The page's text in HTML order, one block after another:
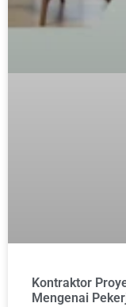
Kontraktor
Mengenai